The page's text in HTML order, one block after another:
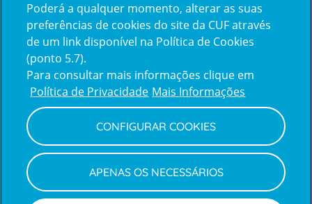
Reclamações
e
elogios
Policy
Política de Privacidade e Cookies
Termos e Condições
Declaração de Acessibilidade
Canal de Denúncias
Informações legais
Poderá a qualquer momento, alterar as suas
preferências de cookies do site da CUF através
de um link disponível na Política de Cookies
(ponto 5.7).
Para consultar mais informações clique em
Política de Privacidade Mais Informações
CONFIGURAR COOKIES
APENAS OS NECESSÁRIOS